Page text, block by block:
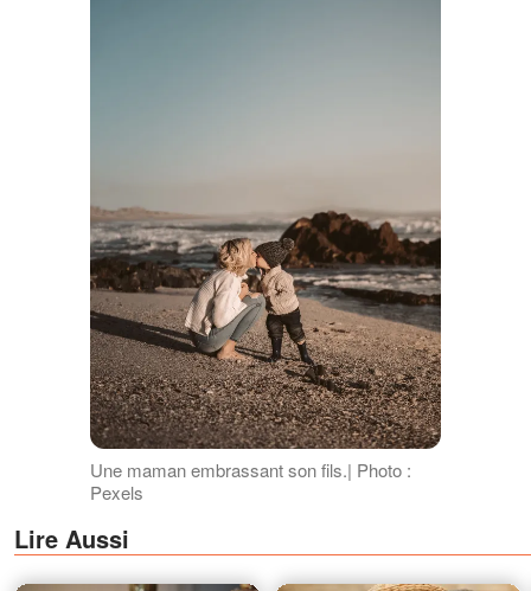
Une maman embrassant son fils.| Photo :
Pexels
Lire Aussi